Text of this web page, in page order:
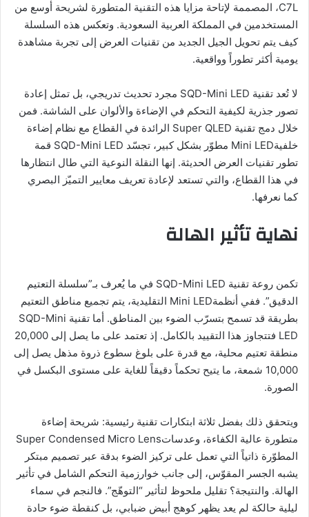
C7L، المصممة لإتاحة مزايا هذه التقنية المتطورة لشريحة أوسع من
المستخدمين في المملكة العربية السعودية. وتعكس هذه السلسلة
كيف يتم تحويل الجيل الجديد من تقنيات العرض إلى تجربة مشاهدة
يومية أكثر تطوراً وواقعية.
لا تُعد تقنية SQD-Mini LED مجرد تحديث تدريجي، بل تمثل إعادة
تصور جذرية لكيفية التحكم في الإضاءة والألوان على الشاشة. فمن
خلال دمج تقنية Super QLED الرائدة في القطاع مع نظام إضاءة
خلفيةMini LED مطوّر بشكل كبير، تجسّد SQD-Mini LED قمة
تطور تقنيات العرض الحديثة. إنها النقلة النوعية التي طال انتظارها
في هذا القطاع، والتي تستعد لإعادة تعريف معايير التميّز البصري
كما نعرفها.
نهاية تأثير الهالة
تكمن روعة تقنية SQD-Mini LED في ما يُعرف بـ”سلسلة التعتيم
الدقيق”. ففي أنظمةMini LED التقليدية، يتم تجميع مناطق التعتيم
بطريقة قد تسمح بتسرّب الضوء بين المناطق. أما تقنية SQD-Mini
LED فتتجاوز هذا التقييد بالكامل. إذ تعتمد على ما يصل إلى 20,000
منطقة تعتيم محلية، مع قدرة على بلوغ سطوع ذروة مذهل يصل إلى
10,000 شمعة، ما يتيح تحكماً دقيقاً للغاية على مستوى البكسل في
الصورة.
ويتحقق ذلك بفضل ثلاثة ابتكارات تقنية رئيسية: شريحة إضاءة
متطورة عالية الكفاءة، وعدساتSuper Condensed Micro Lens
المطوّرة ذاتياً التي تعمل على تركيز الضوء بدقة عبر تصميم مبتكر
يشبه الجسر المقوّس، إلى جانب خوارزمية التحكم الشامل في تأثير
الهالة. والنتيجة؟ تقليل ملحوظ لتأثير “التوهّج”. فالنجم في سماء
ليلية حالكة لم يعد يظهر كوهج أبيض ضبابي، بل كنقطة ضوء حادة